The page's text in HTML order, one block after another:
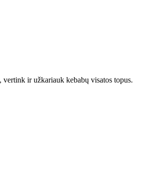
vertink ir užkariauk kebabų visatos topus.